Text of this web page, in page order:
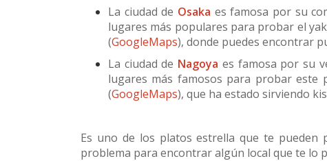
La ciudad de Osaka es famosa por su
lugares más populares para probar el
(GoogleMaps), donde puedes encontrar
La ciudad de Nagoya es famosa por su
lugares más famosos para probar este
(GoogleMaps), que ha estado sirviendo
Es uno de los platos estrella que te pueden
problema para encontrar algún local que te lo